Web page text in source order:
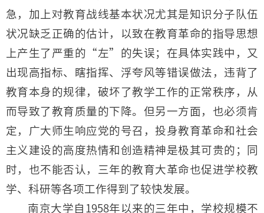
急，加上对教育战线基本状况尤其是知识分子队伍
状况缺乏正确的估计，以致在教育革命的指导思想
上产生了严重的“左”的失误；在具体实践中，又
出现高指标、瞎指挥、浮夸风等错误做法，违背了
教育本身的规律，破坏了教学工作的正常秩序，从
而导致了教育质量的下降。但另一方面，也必须肯
定，广大师生响应党的号召，投身教育革命和社会
主义建设的高度热情和创造精神是极其可贵的；同
时，也不能否认，三年的教育大革命也促进学校教
学、科研等各项工作得到了较快发展。
南京大学自1958年以来的三年中，学校规模不